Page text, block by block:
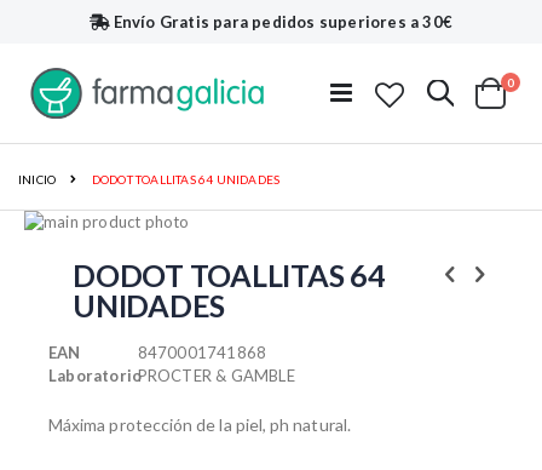
Envío Gratis para pedidos superiores a 30€
Buscar
Cart
0
INICIO DODOT TOALLITAS 64 UNIDADES
Saltar
imágenes
comienzo
galería
DODOT TOALLITAS 64
UNIDADES
EAN
8470001741868
LaboratorioPROCTER & GAMBLE
Máxima protección de la piel, ph natural.